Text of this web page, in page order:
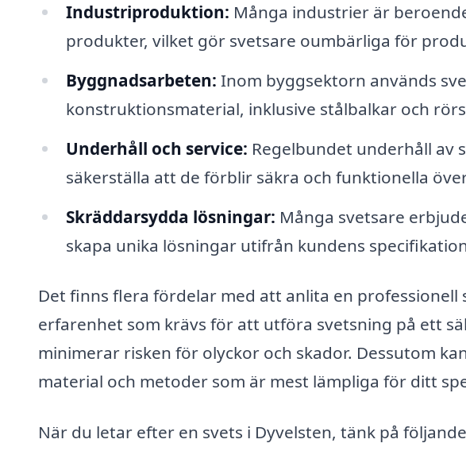
Industriproduktion: Många industrier är
produkter, vilket gör svetsare oumbärliga för
Byggnadsarbeten: Inom byggsektorn används
konstruktionsmaterial, inklusive stålbalkar och
Underhåll och service: Regelbundet underhåll
säkerställa att de förblir säkra och funktionella
Skräddarsydda lösningar: Många svetsare
skapa unika lösningar utifrån kundens
Det finns flera fördelar med att anlita en professionell
erfarenhet som krävs för att utföra svetsning på ett
minimerar risken för olyckor och skador. Dessutom
material och metoder som är mest lämpliga för ditt
När du letar efter en svets i Dyvelsten, tänk på